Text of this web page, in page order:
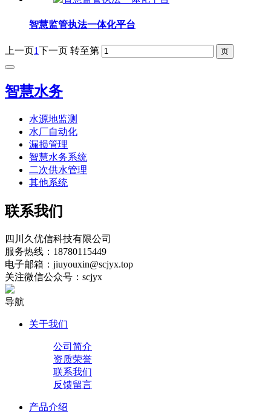
智慧监管执法一体化平台
上一页1下一页 转至第
智慧水务
水源地监测
水厂自动化
漏损管理
智慧水务系统
二次供水管理
其他系统
联系我们
四川久优信科技有限公司
服务热线：18780115449
电子邮箱：jiuyouxin@scjyx.top
关注微信公众号：scjyx
导航
关于我们
公司简介
资质荣誉
联系我们
反馈留言
产品介绍